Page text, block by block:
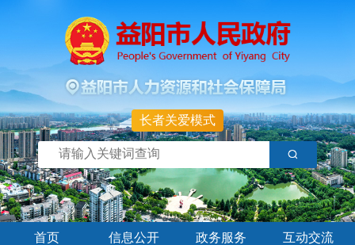
长者关爱模式
首页 信息公开 政务服务 互动交流